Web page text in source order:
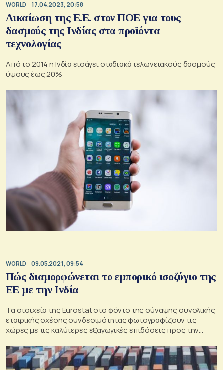
WORLD 17.04.2023, 20:58
Δικαίωση της Ε.Ε. στον ΠΟΕ για τους
δασμούς της Ινδίας στα προϊόντα
τεχνολογίας
Από το 2014 η Ινδία εισάγει σταδιακά τελωνειακούς δασμούς
ύψους έως 20%
WORLD 09.05.2021, 09:54
Πώς διαμορφώνεται το εμπορικό ισοζύγιο της
ΕΕ με την Ινδία
Τα στοιχεία της Eurostat στο φόντο της σύναψης συνολικής
εταιρικής σχέσης συνδεσιμότητας φωτογραφίζουν τις
χώρες με τις καλύτερες εξαγωγικές επιδόσεις προς την